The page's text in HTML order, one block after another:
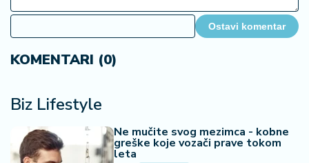
Ostavi komentar
KOMENTARI (0)
Biz Lifestyle
Ne mučite svog mezimca - kobne
greške koje vozači prave tokom
leta